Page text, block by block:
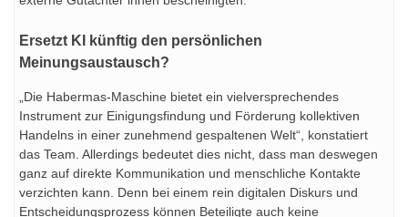
Ersetzt KI künftig den persönlichen
Meinungsaustausch?
„Die Habermas-Maschine bietet ein vielversprechendes
Instrument zur Einigungsfindung und Förderung kollektiven
Handelns in einer zunehmend gespaltenen Welt“, konstatiert
das Team. Allerdings bedeutet dies nicht, dass man deswegen
ganz auf direkte Kommunikation und menschliche Kontakte
verzichten kann. Denn bei einem rein digitalen Diskurs und
Entscheidungsprozess können Beteiligte auch keine